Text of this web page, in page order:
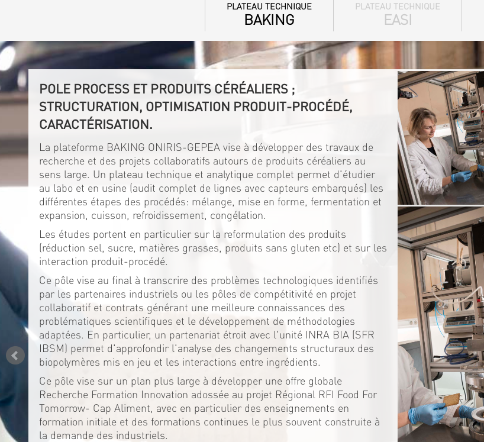
PLATEAU TECHNIQUE
BAKING
PLATEAU TECHNIQUE
EASI
POLE PROCESS ET PRODUITS CÉRÉALIERS ;
STRUCTURATION, OPTIMISATION PRODUIT-PROCÉDÉ,
CARACTÉRISATION.
La plateforme BAKING ONIRIS-GEPEA vise à développer des travaux de
recherche et des projets collaboratifs autours de produits céréaliers au
sens large. Un plateau technique et analytique complet permet d'étudier
au labo et en usine (audit complet de lignes avec capteurs embarqués) les
différentes étapes des procédés: mélange, mise en forme, fermentation et
expansion, cuisson, refroidissement, congélation.
Les études portent en particulier sur la reformulation des produits
(réduction sel, sucre, matières grasses, produits sans gluten etc) et sur les
interaction produit-procédé.
Ce pôle vise au final à transcrire des problèmes technologiques identifiés
par les partenaires industriels ou les pôles de compétitivité en projet
collaboratif et contrats générant une meilleure connaissances des
problématiques scientifiques et le développement de méthodologies
adaptées. En particulier, un partenariat étroit avec l'unité INRA BIA (SFR
IBSM) permet d'approfondir l'analyse des changements structuraux des
biopolymères mis en jeu et les interactions entre ingrédients.
Ce pôle vise sur un plan plus large à développer une offre globale
Recherche Formation Innovation adossée au projet Régional RFI Food For
Tomorrow- Cap Aliment, avec en particulier des enseignements en
formation initiale et des formations continues le plus souvent construite à
la demande des industriels.